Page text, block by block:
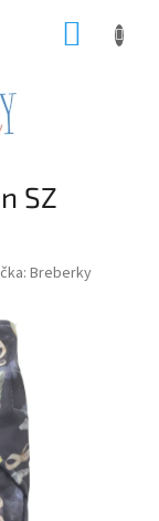
SZ
Breberky